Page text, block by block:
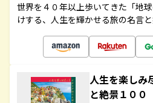
世界を４０年以上歩いてきた「地
けする、人生を輝かせる旅の名言
人生を楽しみ
と絶景１００